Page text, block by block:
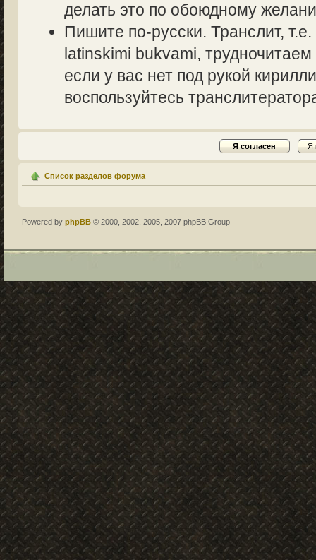
делать это по обоюдному
Пишите по-русски. Транслит,
latinskimi bukvami,
если у вас нет под рукой
воспользуйтесь
Список разделов форума
Powered by phpBB © 2000, 2002, 2005, 2007 phpBB Group